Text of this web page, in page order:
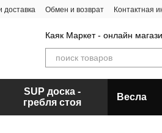
доставка Обмен и возврат Контактная
Каяк Маркет - онлайн
SUP доска -
гребля стоя
Весла